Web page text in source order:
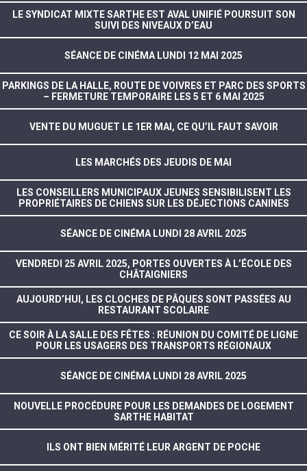
LE SYNDICAT MIXTE SARTHE EST AVAL UNIFIÉ POURSUIT SON
SUIVI DES NIVEAUX D’EAU
SÉANCE DE CINÉMA LUNDI 12 MAI 2025
PARKINGS DE LA HALLE, ROUTE DE VOIVRES ET PARC DES SPORTS
– FERMETURE TEMPORAIRE LES 5 ET 6 MAI 2025
VENTE DU MUGUET LE 1ER MAI, CE QU’IL FAUT SAVOIR
LES MARCHÉS DES JEUDIS DE MAI
LES CONSEILLERS MUNICIPAUX JEUNES SENSIBILISENT LES
PROPRIÉTAIRES DE CHIENS SUR LES DÉJECTIONS CANINES
SÉANCE DE CINÉMA LUNDI 28 AVRIL 2025
VENDREDI 25 AVRIL 2025, PORTES OUVERTES À L’ÉCOLE DES
CHÂTAIGNIERS
AUJOURD’HUI, LES CLOCHES DE PÂQUES SONT PASSÉES AU
RESTAURANT SCOLAIRE
CE SOIR À LA SALLE DES FÊTES : RÉUNION DU COMITÉ DE LIGNE
POUR LES USAGERS DES TRANSPORTS RÉGIONAUX
SÉANCE DE CINÉMA LUNDI 28 AVRIL 2025
NOUVELLE PROCÉDURE POUR LES DEMANDES DE LOGEMENT
SARTHE HABITAT
ILS ONT BIEN MÉRITÉ LEUR ARGENT DE POCHE